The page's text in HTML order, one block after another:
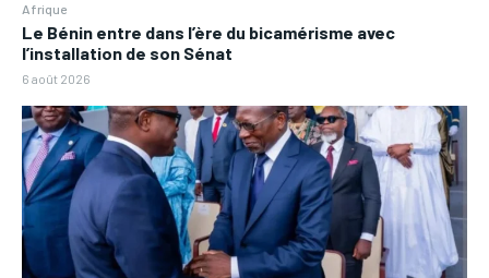
Afrique
Le Bénin entre dans l’ère du bicamérisme avec
l’installation de son Sénat
6 août 2026